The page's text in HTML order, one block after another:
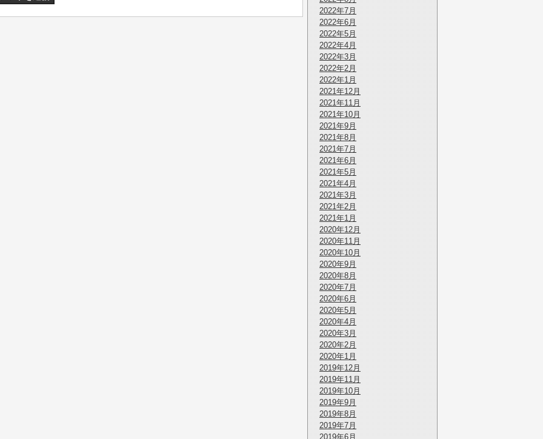
2022年7月
2022年6月
2022年5月
2022年4月
2022年3月
2022年2月
2022年1月
2021年12月
2021年11月
2021年10月
2021年9月
2021年8月
2021年7月
2021年6月
2021年5月
2021年4月
2021年3月
2021年2月
2021年1月
2020年12月
2020年11月
2020年10月
2020年9月
2020年8月
2020年7月
2020年6月
2020年5月
2020年4月
2020年3月
2020年2月
2020年1月
2019年12月
2019年11月
2019年10月
2019年9月
2019年8月
2019年7月
2019年6月